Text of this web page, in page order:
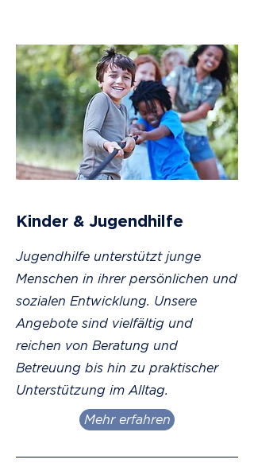
Kinder & Jugendhilfe
Jugendhilfe unterstützt junge
Menschen in ihrer persönlichen und
sozialen Entwicklung. Unsere
Angebote sind vielfältig und
reichen von Beratung und
Betreuung bis hin zu praktischer
Unterstützung im Alltag.
Mehr erfahren